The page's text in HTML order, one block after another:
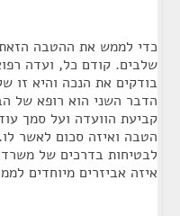
כדי לממש את ההטבה
שלבים. קודם כל, ועדה
בודקים את הנכה והיא זו
הדבר השני הוא רופא של
קביעת הוועדה ועל סמך עוד
הטבה ואיזה סכום לאשר
לבטיחות בדרכים של
איזה אביזרים מיוחדים